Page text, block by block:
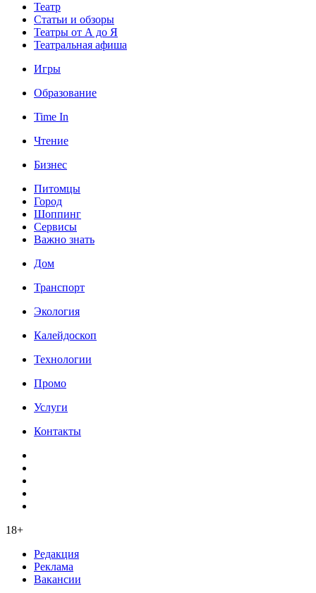
Театр
Статьи и обзоры
Театры от А до Я
Театральная афиша
Игры
Образование
Time In
Чтение
Бизнес
Питомцы
Город
Шоппинг
Сервисы
Важно знать
Дом
Транспорт
Экология
Калейдоскоп
Технологии
Промо
Услуги
Контакты
18+
Редакция
Реклама
Вакансии